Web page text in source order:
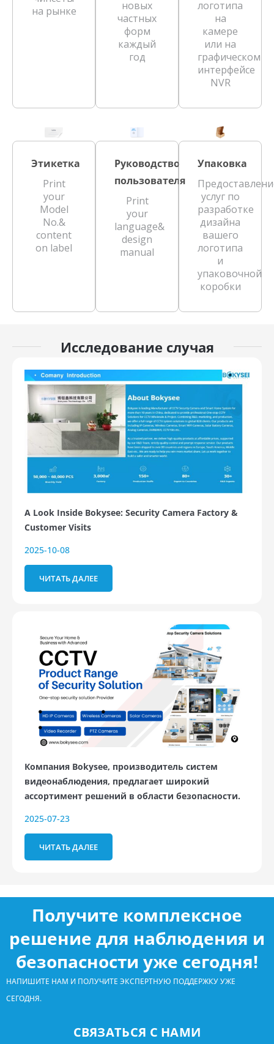
на рынке
новых
частных
форм
каждый
год
логотипа
на
камере
или на
графическом
интерфейсе
NVR
Этикетка
Print
your
Model
No.&
content
on label
Руководство
пользователя
Print
your
language&
design
manual
Упаковка
услуг по
разработке
дизайна
вашего
логотипа
и
упаковочной
коробки
Исследование случая
A Look Inside Bokysee: Security Camera Factory &
Customer Visits
2025-10-08
ЧИТАТЬ ДАЛЕЕ
Компания Bokysee, производитель систем
видеонаблюдения, предлагает широкий
ассортимент решений в области безопасности.
2025-07-23
ЧИТАТЬ ДАЛЕЕ
Получите комплексное
решение для наблюдения и
безопасности уже сегодня!
НАПИШИТЕ НАМ И ПОЛУЧИТЕ ЭКСПЕРТНУЮ ПОДДЕРЖКУ УЖЕ
СЕГОДНЯ.
СВЯЗАТЬСЯ С НАМИ